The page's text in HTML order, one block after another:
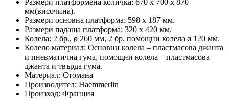
мм(височина).
Размери основна платформа: 598 х 187 мм.
Размери падаща платформа: 320 х 420 мм.
Колела: 2 бр., ø 260 мм, 2 бр. помощни колела ø 120 мм.
Колело материал: Основни колела – пластмасова джанта
и пневматична гума, помощни колела – пластмасова
джанта и твърда гума.
Материал: Стомана
Производител: Haemmerlin
Произход: Франция